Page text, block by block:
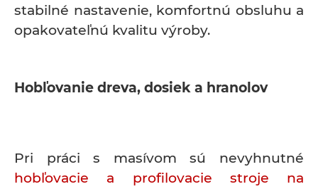
stabilné nastavenie, komfortnú obsluhu a
opakovateľnú kvalitu výroby.
Hobľovanie dreva, dosiek a hranolov
Pri práci s masívom sú nevyhnutné
hobľovacie a profilovacie stroje na